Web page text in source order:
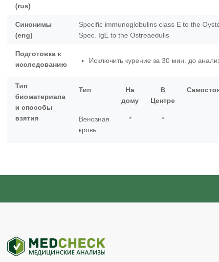
(rus)
Синонимы
(eng)
Specific immunoglobulins class E to the
Spec. IgE to the Ostreaedulis
Подготовка к
исследованию
Исключить курение за 30 мин. до
Тип
биоматериала
и способы
взятия
Тип
На
дому
В
Центре
Венозная
кровь
* *